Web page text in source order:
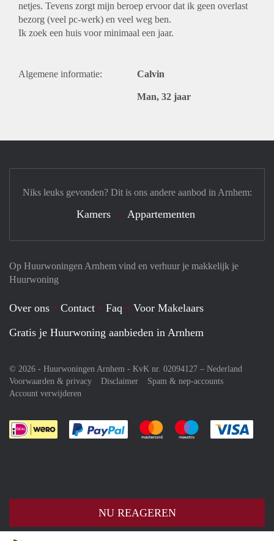
netjes. Tevens zorgt mijn beroep ervoor dat ik geen overlast
bezorg (veel pc-werk) en veel weg ben.
Ik zoek een huis voor minimaal een jaar.
Algemene informatie: Calvin
Man, 32 jaar
NU REAGEREN
Op Huurwoningen Arnhem vind en verhuur je makkelijk je
Huurwoning
Over ons Contact Faq
Voor Makelaars
Gratis je Huurwoning aanbieden in Arnhem
© 2026 - Huurwoningen Arnhem - KvK nr. 02094127 – Nederland
Voorwaarden & privacy
Disclaimer
Spam & nep-accounts
Account verwijderen
Je rekent gemakkelijk af met Paypal
Je rekent gemakkelijk af met
Je rekent
Niks leuks gevonden? Dit is ons andere aanbod in Arnhem:
Kamers Appartementen